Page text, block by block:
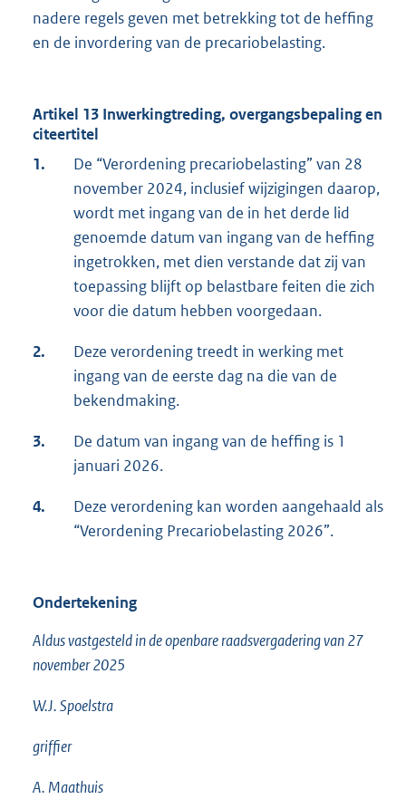
nadere regels geven met betrekking tot de heffing
en de invordering van de precariobelasting.
Artikel 13 Inwerkingtreding, overgangsbepaling en
citeertitel
1.
De “Verordening precariobelasting” van 28
november 2024, inclusief wijzigingen daarop,
wordt met ingang van de in het derde lid
genoemde datum van ingang van de heffing
ingetrokken, met dien verstande dat zij van
toepassing blijft op belastbare feiten die zich
voor die datum hebben voorgedaan.
2.
Deze verordening treedt in werking met
ingang van de eerste dag na die van de
bekendmaking.
3.
De datum van ingang van de heffing is 1
januari 2026.
4.
Deze verordening kan worden aangehaald als
“Verordening Precariobelasting 2026”.
Ondertekening
Aldus vastgesteld in de openbare raadsvergadering van 27
november 2025
W.J. Spoelstra
griffier
A. Maathuis